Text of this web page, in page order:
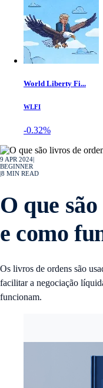
World Liberty Fi...
WLFI
-0.32%
9 APR 2024
BEGINNER
8 MIN READ
O que
e como
Os livros de ordens são
facilitar a negociação
funcionam.